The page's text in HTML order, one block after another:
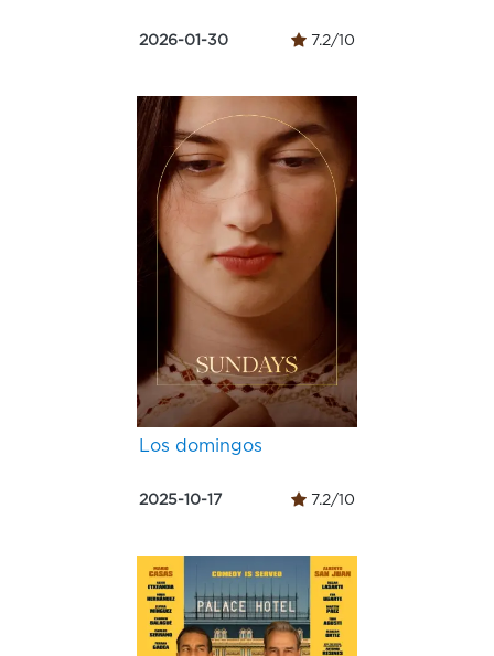
2026-01-30 7.2/10
Los domingos
2025-10-17 7.2/10